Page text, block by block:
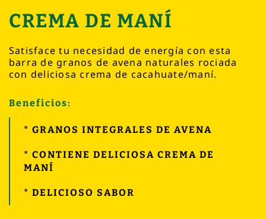
CREMA DE MANÍ
Satisface tu necesidad de energía con esta
barra de granos de avena naturales rociada
con deliciosa crema de cacahuate/maní.
Beneficios:
* GRANOS INTEGRALES DE AVENA
* CONTIENE DELICIOSA CREMA DE
MANÍ
* DELICIOSO SABOR